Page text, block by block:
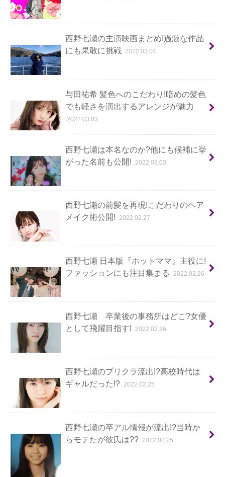
西野七瀬の主演映画まとめ!過激な作品
にも果敢に挑戦
2022.03.04
与田祐希 髪色へのこだわり!暗めの髪色
でも軽さを演出するアレンジが魅力
2022.03.03
西野七瀬は本名なのか?他にも候補に挙
がった名前も公開!
2022.03.03
西野七瀬の前髪を再現!こだわりのヘア
メイク術公開!
2022.02.27
西野七瀬 日本版『ホットママ』主役に!
ファッションにも注目集まる
2022.02.26
西野七瀬 卒業後の事務所はどこ?女優
として飛躍目指す!
2022.02.26
西野七瀬のプリクラ流出!?高校時代は
ギャルだった!?
2022.02.25
西野七瀬の卒アル情報が流出!?当時か
らモテたが彼氏は??
2022.02.25